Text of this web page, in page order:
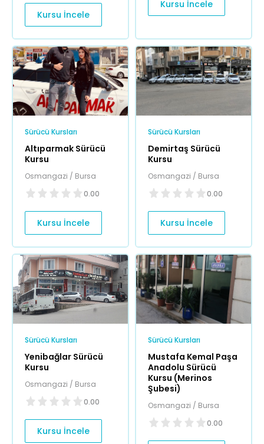
Kursu İncele
Kursu İncele
Sürücü Kursları
Altıparmak Sürücü
Kursu
Osmangazi / Bursa
0.00
Kursu İncele
Sürücü Kursları
Demirtaş Sürücü
Kursu
Osmangazi / Bursa
0.00
Kursu İncele
Sürücü Kursları
Yenibağlar Sürücü
Kursu
Osmangazi / Bursa
0.00
Kursu İncele
Sürücü Kursları
Mustafa Kemal Paşa
Anadolu Sürücü
Kursu (Merinos
Şubesi)
Osmangazi / Bursa
0.00